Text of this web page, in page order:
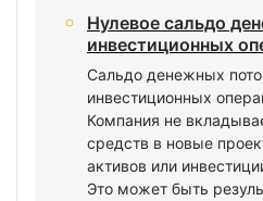
Нулевое сальдо
инвестиционных
Сальдо денежных
инвестиционных
Компания не
средств в новые
активов или
Это может быть